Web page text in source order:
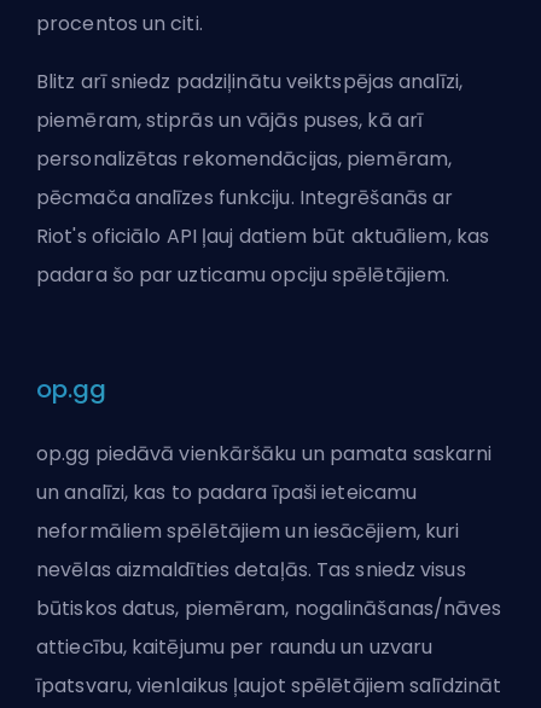
procentos un citi.
Blitz arī sniedz padziļinātu veiktspējas analīzi,
piemēram, stiprās un vājās puses, kā arī
personalizētas rekomendācijas, piemēram,
pēcmača analīzes funkciju. Integrēšanās ar
Riot's oficiālo API ļauj datiem būt aktuāliem, kas
padara šo par uzticamu opciju spēlētājiem.
op.gg
op.gg piedāvā vienkāršāku un pamata saskarni
un analīzi, kas to padara īpaši ieteicamu
neformāliem spēlētājiem un iesācējiem, kuri
nevēlas aizmaldīties detaļās. Tas sniedz visus
būtiskos datus, piemēram, nogalināšanas/nāves
attiecību, kaitējumu per raundu un uzvaru
īpatsvaru, vienlaikus ļaujot spēlētājiem salīdzināt